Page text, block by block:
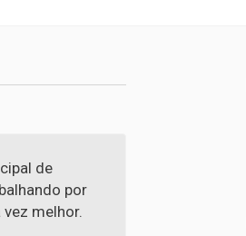
de
por
melhor.